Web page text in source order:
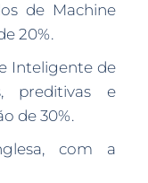
de Machine
20%.
Inteligente de
preditivas e
de 30%.
com a